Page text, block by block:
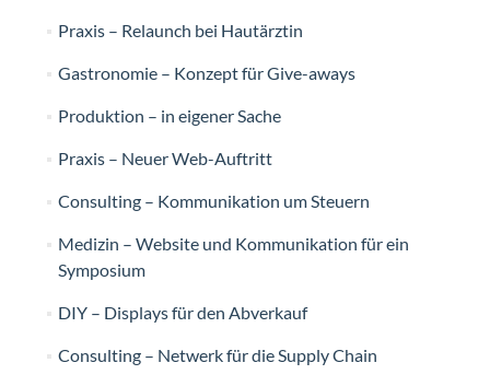
Praxis – Relaunch bei Hautärztin
Gastronomie – Konzept für Give-aways
Produktion – in eigener Sache
Praxis – Neuer Web-Auftritt
Consulting – Kommunikation um Steuern
Medizin – Website und Kommunikation für ein
Symposium
DIY – Displays für den Abverkauf
Consulting – Netwerk für die Supply Chain